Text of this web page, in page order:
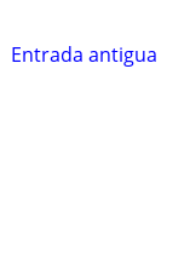
Entrada antigua